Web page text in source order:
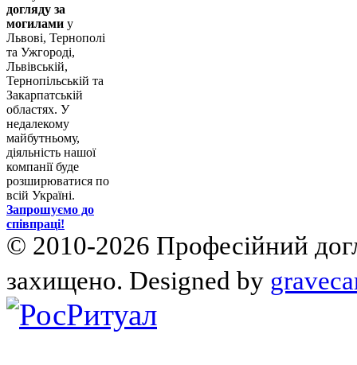
догляду за
могилами у
Львові, Тернополі
та Ужгороді,
Львівській,
Тернопільській та
Закарпатській
областях. У
недалекому
майбутньому,
діяльність нашої
компанії буде
розширюватися по
всій Україні.
Запрошуємо до
співпраці!
© 2010-2026 Професійний
захищено. Designed by